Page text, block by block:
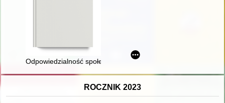
Odpowiedzialność społeczna za instytucję publiczną :
ROCZNIK 2023